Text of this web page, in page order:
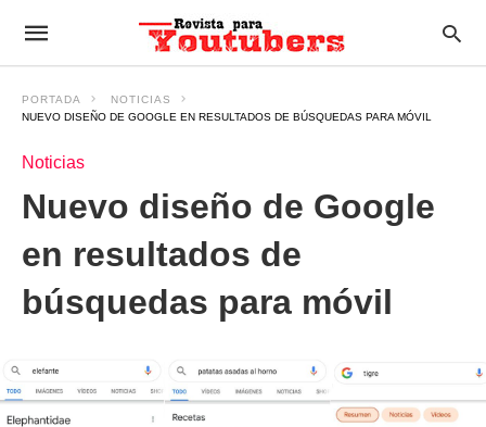
PORTADA
NOTICIAS
NUEVO DISEÑO DE GOOGLE EN RESULTADOS DE BÚSQUEDAS PARA MÓVIL
Noticias
Nuevo diseño de Google
en resultados de
búsquedas para móvil